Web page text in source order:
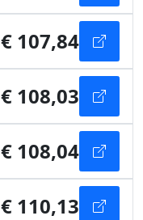
€ 107,84
€ 108,03
€ 108,04
€ 110,13